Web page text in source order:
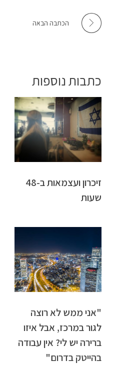
הכתבה הבאה
כתבות נוספות
זיכרון ועצמאות ב-48
שעות
"אני ממש לא רוצה
לגור במרכז, אבל איזו
ברירה יש לי? אין עבודה
בהייטק בדרום"